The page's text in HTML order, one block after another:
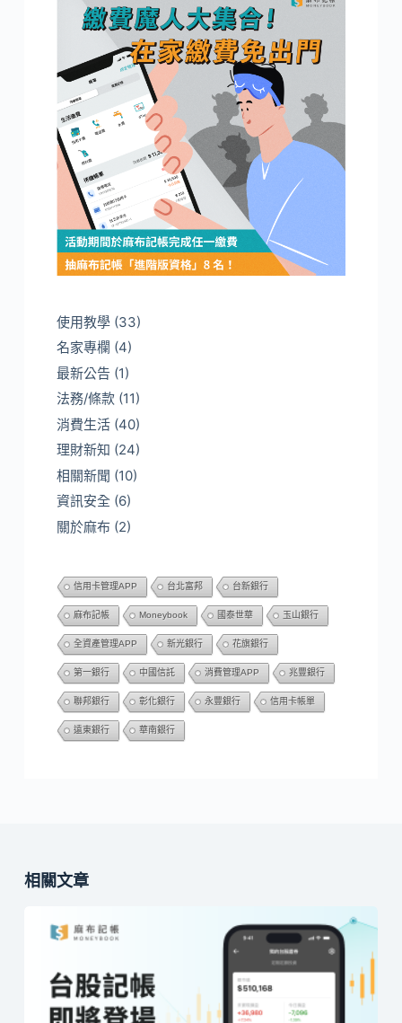
使用教學(33)
名家專欄 (4)
最新公告(1)
法務/條款(11)
消費生活(40)
理財新知 (24)
相關新聞 (10)
資訊安全(6)
關於麻布 (2)
信用卡管理APP 台北富邦 台新銀行
麻布記帳 Moneybook 國泰世華 玉山銀行
全資產管理APP 新光銀行 花旗銀行
第一銀行 中國信託 消費管理APP 兆豐銀行
聯邦銀行 彰化銀行 永豐銀行 信用卡帳單
遠東銀行 華南銀行
相關文章